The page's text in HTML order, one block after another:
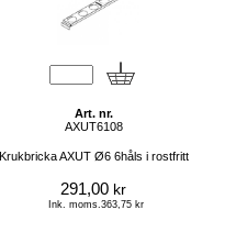
Art. nr.
AXUT6108
Krukbricka AXUT Ø6 6håls i rostfritt
291,00 kr
Ink. moms.363,75 kr